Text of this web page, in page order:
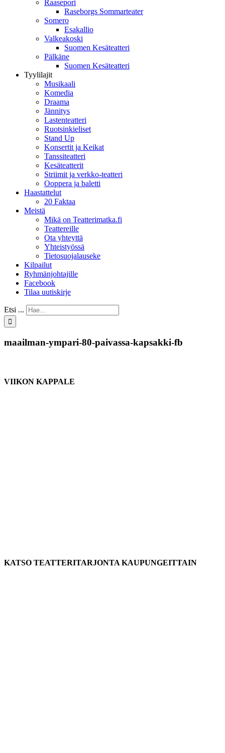
Raasepori
Raseborgs Sommarteater
Somero
Esakallio
Valkeakoski
Suomen Kesäteatteri
Pälkäne
Suomen Kesäteatteri
Tyylilajit
Musikaali
Komedia
Draama
Jännitys
Lastenteatteri
Ruotsinkieliset
Stand Up
Konsertit ja Keikat
Tanssiteatteri
Kesäteatterit
Striimit ja verkko-teatteri
Ooppera ja baletti
Haastattelut
20 Faktaa
Meistä
Mikä on Teatterimatka.fi
Teattereille
Ota yhteyttä
Yhteistyössä
Tietosuojalauseke
Kilpailut
Ryhmänjohtajille
Facebook
Tilaa uutiskirje
Etsi ...
maailman-ympari-80-paivassa-kapsakki-fb
VIIKON KAPPALE
KATSO TEATTERITARJONTA KAUPUNGEITTAIN